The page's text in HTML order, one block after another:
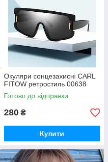
Окуляри сонцезахисні CARL
FITOW ретростиль 00638
Готово до відправки
280 ₴
Купити